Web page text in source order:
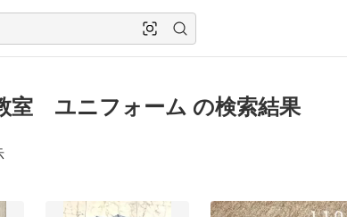
室 ユニフォーム の検索結果